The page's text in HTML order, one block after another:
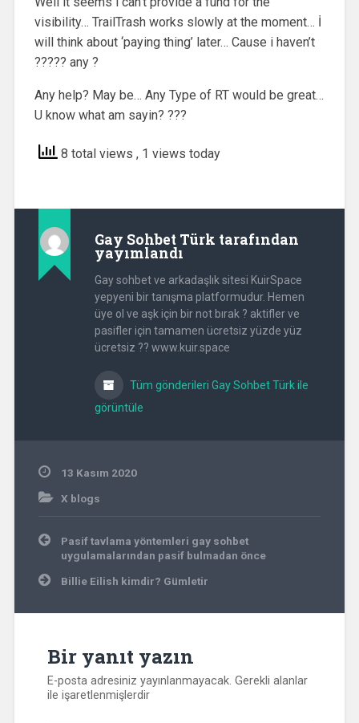
visibility… TrailTrash works slowly at the moment… İ
will think about ‘paying thing’ later… Cause i haven’t
????? any ?
Any help? May be… Any Type of RT would be great…
U know what am sayin? ???
8 total views , 1 views today
Gay Sohbet Türk tarafından
yayımlandı
Gay sohbet ve arkadaşlık sitesi KuirSpace
yepyeni bir tanışma platformudur. Hemen
üye ol ve aşk için bir not bırak ? aktifler ve
pasifler için tamamen ücretsiz yüzde yüz
ücretsiz ?? www.kuir.space
Tüm gönderileri Gay Sohbet Türk ile
görüntüle
13 Kasım 2020
X blogs
Yazı
gezinmesi
Pasif tavlama yöntemleri gay sohbet
uygulamalarından pasif bulmadan önce
Billie Eilish kimdir? Gümletir
Bir yanıt yazın
E-posta adresiniz yayınlanmayacak. Gerekli alanlar
ile işaretlenmişlerdir